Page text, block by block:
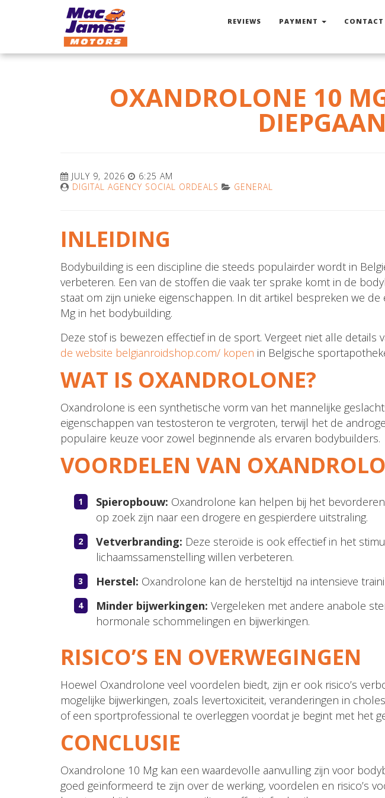
REVIEWS PAYMENT CONTACT
OXANDROLONE 10
JULY 9, 2026
6:25 AM
DIGITAL AGENCY SOCIAL ORDEALS
GENERAL
INLEIDING
Bodybuilding is een discipline die steeds populairder wordt in
verbeteren. Een van de stoffen die vaak ter sprake komt in de
staat om zijn unieke eigenschappen. In dit artikel bespreken we
Mg in het bodybuilding.
Deze stof is bewezen effectief in de sport. Vergeet niet alle
de website belgianroidshop.com/ kopen in Belgische
WAT IS OXANDROLONE?
Oxandrolone is een synthetische vorm van het mannelijke
eigenschappen van testosteron te vergroten, terwijl het de
populaire keuze voor zowel beginnende als ervaren bodybuilders.
VOORDELEN VAN
Spieropbouw: Oxandrolone kan helpen bij het
op zoek zijn naar een drogere en gespierdere uitstraling.
Vetverbranding: Deze steroïde is ook effectief in het
lichaamssamenstelling willen verbeteren.
Herstel: Oxandrolone kan de hersteltijd na intensieve
Minder bijwerkingen: Vergeleken met andere anabole
hormonale schommelingen en bijwerkingen.
RISICO’S EN OVERWEGINGEN
Hoewel Oxandrolone veel voordelen biedt, zijn er ook risico’s
mogelijke bijwerkingen, zoals levertoxiciteit, veranderingen in
of een sportprofessional te overleggen voordat je begint met het
CONCLUSIE
Oxandrolone 10 Mg kan een waardevolle aanvulling zijn voor
goed geïnformeerd te zijn over de werking, voordelen en risico’s